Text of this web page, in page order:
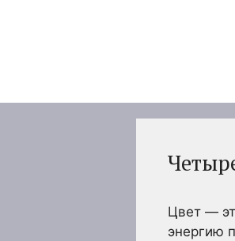
Цвет —
энергию